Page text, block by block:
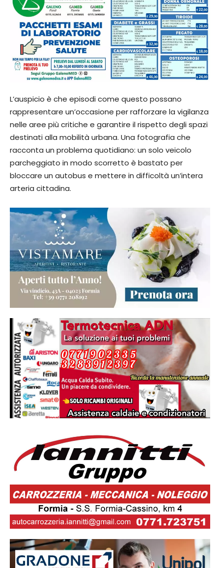
L’auspicio è che episodi come questo possano
rappresentare un’occasione per rafforzare la vigilanza
nelle aree più critiche e garantire il rispetto degli spazi
destinati alla mobilità urbana. Una fotografia che
racconta un problema quotidiano: un solo veicolo
parcheggiato in modo scorretto è bastato per
bloccare un autobus e mettere in difficoltà un’intera
arteria cittadina.